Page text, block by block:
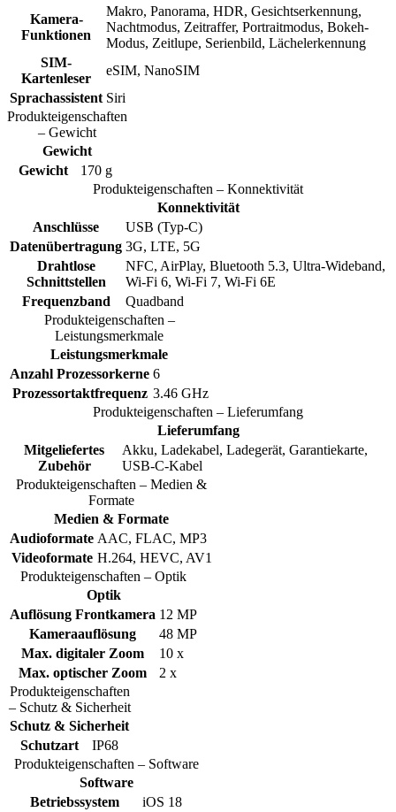
Kamera-
Funktionen
Makro, Panorama, HDR, Gesichtserkennung,
Nachtmodus, Zeitraffer, Portraitmodus, Bokeh-
Modus, Zeitlupe, Serienbild, Lächelerkennung
SIM-
Kartenleser
eSIM, NanoSIM
Sprachassistent Siri
Produkteigenschaften
– Gewicht
Gewicht
Gewicht
170 g
Produkteigenschaften – Konnektivität
Konnektivität
Anschlüsse
USB (Typ-C)
Datenübertragung 3G, LTE, 5G
Drahtlose
Schnittstellen
NFC, AirPlay, Bluetooth 5.3, Ultra-Wideband,
Wi-Fi 6, Wi-Fi 7, Wi-Fi 6E
Frequenzband
Quadband
Produkteigenschaften –
Leistungsmerkmale
Leistungsmerkmale
Anzahl Prozessorkerne 6
Prozessortaktfrequenz 3.46 GHz
Produkteigenschaften – Lieferumfang
Lieferumfang
Mitgeliefertes
Zubehör
Akku, Ladekabel, Ladegerät, Garantiekarte,
USB-C-Kabel
Produkteigenschaften – Medien &
Formate
Medien & Formate
Audioformate AAC, FLAC, MP3
Videoformate H.264, HEVC, AV1
Produkteigenschaften – Optik
Optik
Auflösung Frontkamera 12 MP
Kameraauflösung
48 MP
Max. digitaler Zoom
10 x
Max. optischer Zoom
2 x
Produkteigenschaften
– Schutz & Sicherheit
Schutz & Sicherheit
Schutzart
IP68
Produkteigenschaften – Software
Software
Betriebssystem
iOS 18